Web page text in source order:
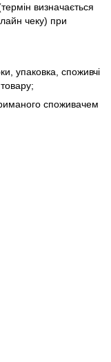
визначається
чеку) при
упаковка, споживчі
споживачем